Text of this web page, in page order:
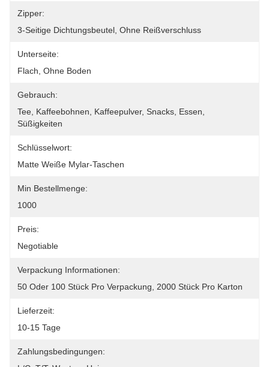
Zipper:
3-Seitige Dichtungsbeutel, Ohne Reißverschluss
Unterseite:
Flach, Ohne Boden
Gebrauch:
Tee, Kaffeebohnen, Kaffeepulver, Snacks, Essen,
Süßigkeiten
Schlüsselwort:
Matte Weiße Mylar-Taschen
Min Bestellmenge:
1000
Preis:
Negotiable
Verpackung Informationen:
50 Oder 100 Stück Pro Verpackung, 2000 Stück Pro Karton
Lieferzeit:
10-15 Tage
Zahlungsbedingungen: